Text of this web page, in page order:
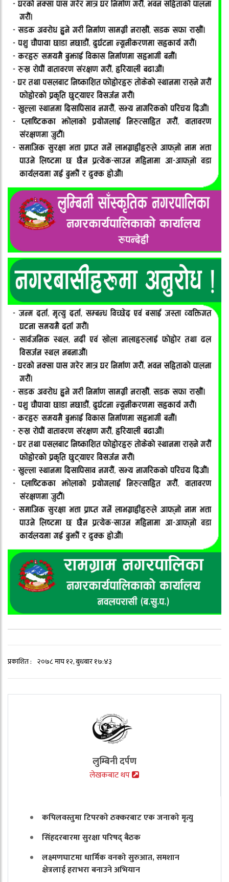
प्रकाशित : २०७८ माघ १२, बुधबार १७:४३
लुम्बिनी दर्पण
लेखकबाट थप
कपिलवस्तुमा टिपरको ठक्करबाट एक जनाको मृत्यु
सिंहदरबारमा सुरक्षा परिषद् बैठक
लक्ष्मणघाटमा धार्मिक वनको सुरुआत, समशान
क्षेत्रलाई हराभरा बनाउने अभियान